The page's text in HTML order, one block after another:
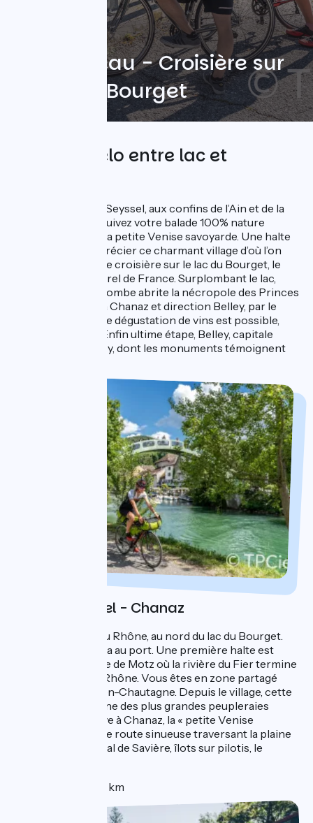
Vélo Bateau - Croisière sur
le lac du Bourget
3 jours à vélo entre lac et
Après avoir quitté Seyssel, aux confins de l’Ain et de la
Savoie, vous poursuivez votre balade 100% nature
direction Chanaz, la petite Venise savoyarde. Une halte
s’impose pour apprécier ce charmant village d’où l’on
embarque pour une croisière sur le lac du Bourget, le
plus grand lac naturel de France. Surplombant le lac,
l’abbaye de Hautecombe abrite la nécropole des Princes
de Savoie. Retour à Chanaz et direction Belley, par le
tunnel du Chat. Une dégustation de vins est possible,
avec modération. Enfin ultime étape, Belley, capitale
historique du Bugey, dont les monuments témoignent
Jour 1 : Seyssel - Chanaz
Seyssel : au bord du Rhône, au nord du lac du Bourget.
Rejoindre Viarhona au port. Une première halte est
possible sur la base de Motz où la rivière du Fier termine
son cours dans le Rhône. Vous êtes en zone partagé
jusqu'à Serrières-en-Chautagne. Depuis le village, cette
portion traverse une des plus grandes peupleraies
d'Europe ! On arrive à Chanaz, la « petite Venise
savoyarde » par une route sinueuse traversant la plaine
de Chautagne. Canal de Savière, îlots sur pilotis, le
Distance : 20 km